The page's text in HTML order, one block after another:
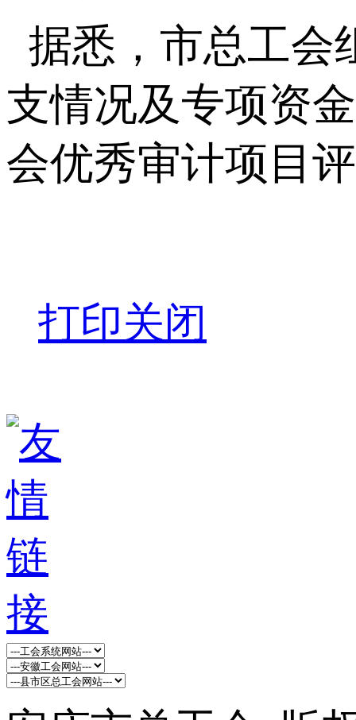
据悉，市总工会
支情况及专项资
会优秀审计项目
打印关闭